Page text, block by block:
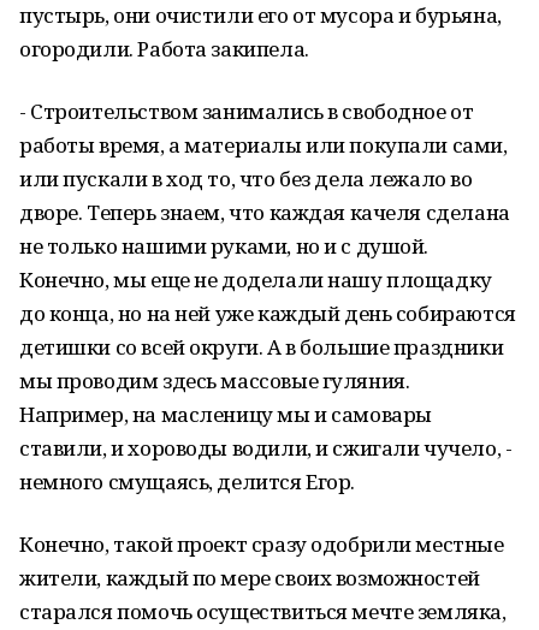
пустырь, они очистили его от мусора и бурьяна,
огородили. Работа закипела.
- Строительством занимались в свободное от
работы время, а материалы или покупали сами,
или пускали в ход то, что без дела лежало во
дворе. Теперь знаем, что каждая качеля сделана
не только нашими руками, но и с душой.
Конечно, мы еще не доделали нашу площадку
до конца, но на ней уже каждый день собираются
детишки со всей округи. А в большие праздники
мы проводим здесь массовые гуляния.
Например, на масленицу мы и самовары
ставили, и хороводы водили, и сжигали чучело, -
немного смущаясь, делится Егор.
Конечно, такой проект сразу одобрили местные
жители, каждый по мере своих возможностей
старался помочь осуществиться мечте земляка,